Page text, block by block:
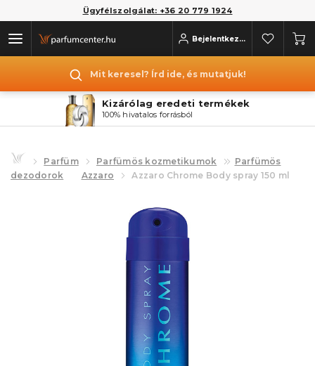
Ügyfélszolgálat: +36 20 779 1924
Bejelentkezés
Mit keresel? Írd ide, és mutatjuk!
Kizárólag eredeti termékek
100% hivatalos forrásból
Parfüm Parfümös kozmetikumok
Parfümös
dezodorok
Azzaro Azzaro Chrome Body spray 150 ml